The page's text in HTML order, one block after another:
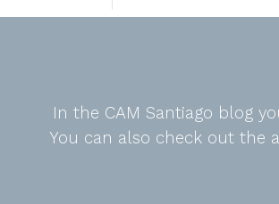
In the CAM Santiago blog
You can also check out the